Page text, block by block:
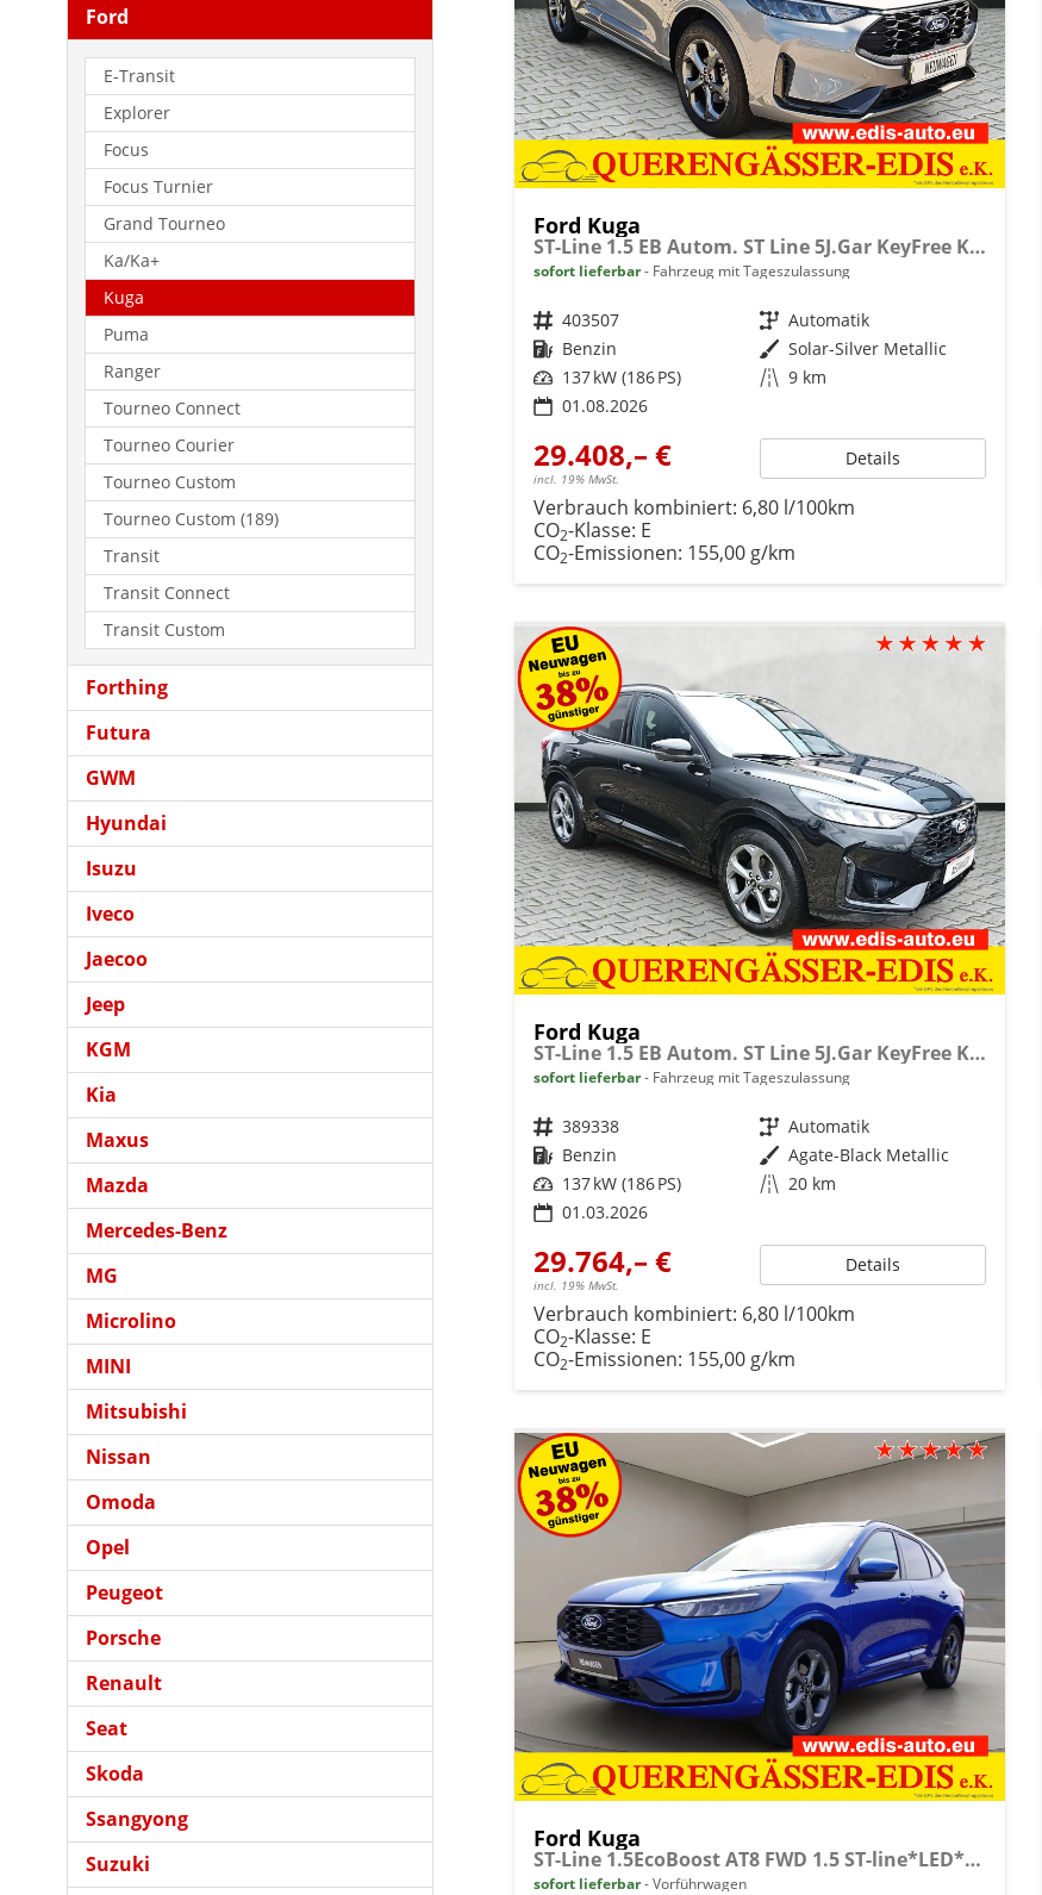
Ford Kuga
ST-Line 1.5 EB Autom. ST Line 5J.Gar KeyFree Kamera
sofort lieferbar Fahrzeug mit Tageszulassung
Fahrzeugnr. 403507 Getriebe Automatik
Kraftstoff Benzin Außenfarbe Solar-Silver Metallic
Leistung 137 kW (186 PS) Kilometerstand 9 km
01.08.2026
29.408,– €
incl. 19% MwSt.
Details
Verbrauch kombiniert: 6,80 l/100km
CO2-Klasse: E
CO2-Emissionen: 155,00 g/km
Ford Kuga
ST-Line 1.5 EB Autom. ST Line 5J.Gar KeyFree Kamera
sofort lieferbar Fahrzeug mit Tageszulassung
Fahrzeugnr. 389338 Getriebe Automatik
Kraftstoff Benzin Außenfarbe Agate-Black Metallic
Leistung 137 kW (186 PS) Kilometerstand 20 km
01.03.2026
29.764,– €
incl. 19% MwSt.
Details
Verbrauch kombiniert: 6,80 l/100km
CO2-Klasse: E
CO2-Emissionen: 155,00 g/km
Ford Kuga
ST-Line 1.5EcoBoost AT8 FWD 1.5 ST-line*LED*Kamera*Navi*Winterpaket
sofort lieferbar Vorführwagen
Ford
E-Transit
Explorer
Focus
Focus Turnier
Grand Tourneo
Ka/Ka+
Kuga
Puma
Ranger
Tourneo Connect
Tourneo Courier
Tourneo Custom
Tourneo Custom (189)
Transit
Transit Connect
Transit Custom
Forthing
Futura
GWM
Hyundai
Isuzu
Iveco
Jaecoo
Jeep
KGM
Kia
Maxus
Mazda
Mercedes-Benz
MG
Microlino
MINI
Mitsubishi
Nissan
Omoda
Opel
Peugeot
Porsche
Renault
Seat
Skoda
Ssangyong
Suzuki